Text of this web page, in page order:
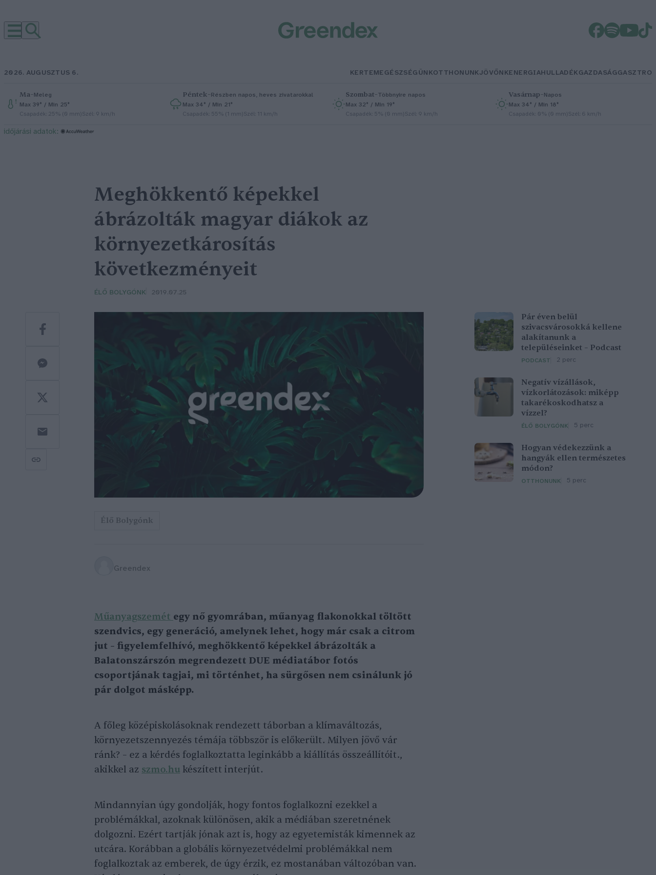
2026. AUGUSZTUS 6. KERTEMEGÉSZSÉGÜNKOTTHONUNKJÖVŐNKENERGIAHULLADÉKGAZDASÁGGASZTRO
Ma–Meleg
Max 39° / Min 25°
Csapadék: 25% (0 mm)Szél: 9 km/h
Péntek–Részben napos, heves zivatarokkal
Max 34° / Min 21°
Csapadék: 55% (1 mm)Szél: 11 km/h
Szombat–Többnyire napos
Max 32° / Min 19°
Csapadék: 5% (0 mm)Szél: 9 km/h
Vasárnap–Napos
Max 34° / Min 18°
Csapadék: 0% (0 mm)Szél: 6 km/h
időjárási adatok:
Pár éven belül
szivacsvárosokká kellene
alakítanunk a
településeinket – Podcast
PODCAST 2 perc
Negatív vízállások,
vízkorlátozások: miképp
takarékoskodhatsz a
vízzel?
ÉLŐ BOLYGÓNK 5 perc
Hogyan védekezzünk a
hangyák ellen természetes
módon?
OTTHONUNK 5 perc
Meghökkentő képekkel
ábrázolták magyar diákok az
környezetkárosítás
következményeit
ÉLŐ BOLYGÓNK 2019.07.25
Élő Bolygónk
Greendex
Műanyagszemét egy nő gyomrában, műanyag flakonokkal töltött
szendvics, egy generáció, amelynek lehet, hogy már csak a citrom
jut – figyelemfelhívó, meghökkentő képekkel ábrázolták a
Balatonszárszón megrendezett DUE médiatábor fotós
csoportjának tagjai, mi történhet, ha sürgősen nem csinálunk jó
pár dolgot másképp.
A főleg középiskolásoknak rendezett táborban a klímaváltozás,
környezetszennyezés témája többször is előkerült. Milyen jövő vár
ránk? – ez a kérdés foglalkoztatta leginkább a kiállítás összeállítóit.,
akikkel az szmo.hu készített interjút.
Mindannyian úgy gondolják, hogy fontos foglalkozni ezekkel a
problémákkal, azoknak különösen, akik a médiában szeretnének
dolgozni. Ezért tartják jónak azt is, hogy az egyetemisták kimennek az
utcára. Korábban a globális környezetvédelmi problémákkal nem
foglalkoztak az emberek, de úgy érzik, ez mostanában változóban van.